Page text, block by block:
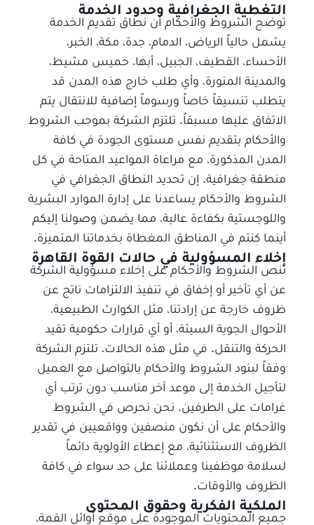
التغطية الجغرافية وحدود الخدمة
توضح الشروط والأحكام أن نطاق تقديم الخدمة
يشمل حالياً الرياض، الدمام، جدة، مكة، الخبر،
الأحساء، القطيف، الجبيل، أبها، خميس مشيط،
والمدينة المنورة، وأي طلب خارج هذه المدن قد
يتطلب تنسيقاً خاصاً ورسوماً إضافية للانتقال يتم
الاتفاق عليها مسبقاً. تلتزم الشركة بموجب الشروط
والأحكام بتقديم نفس مستوى الجودة في كافة
المدن المذكورة، مع مراعاة المواعيد المتاحة في كل
منطقة جغرافية. إن تحديد النطاق الجغرافي في
الشروط والأحكام يساعدنا على إدارة الموارد البشرية
واللوجستية بكفاءة عالية، مما يضمن وصولنا إليكم
أينما كنتم في المناطق المغطاة بخدماتنا المتميزة.
إخلاء المسؤولية في حالات القوة القاهرة
تنص الشروط والأحكام على إخلاء مسؤولية الشركة
عن أي تأخير أو إخفاق في تنفيذ الالتزامات ناتج عن
ظروف خارجة عن إرادتنا، مثل الكوارث الطبيعية،
الأحوال الجوية السيئة، أو أي قرارات حكومية تقيد
الحركة والتنقل. في مثل هذه الحالات، تلتزم الشركة
وفقاً لبنود الشروط والأحكام بالتواصل مع العميل
لتأجيل الخدمة إلى موعد آخر مناسب دون ترتب أي
غرامات على الطرفين. نحن نحرص في الشروط
والأحكام على أن نكون منصفين وواقعيين في تقدير
الظروف الاستثنائية، مع إعطاء الأولوية دائماً
لسلامة موظفينا وعملائنا على حد سواء في كافة
الظروف والأوقات.
الملكية الفكرية وحقوق المحتوى
جميع المحتويات الموجودة على موقع أوائل القمة،